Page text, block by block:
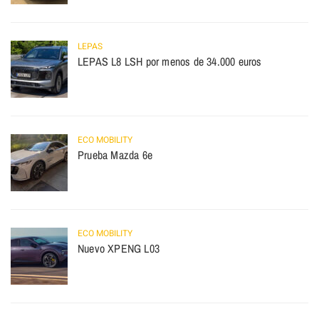
LEPAS
LEPAS L8 LSH por menos de 34.000 euros
ECO MOBILITY
Prueba Mazda 6e
ECO MOBILITY
Nuevo XPENG L03